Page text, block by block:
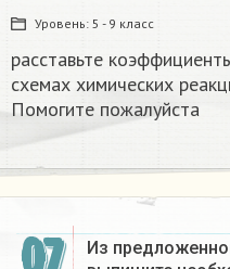
Уровень: 5 - 9 класс
расставьте
схемах химических
Помогите пожалуйста ​
Из